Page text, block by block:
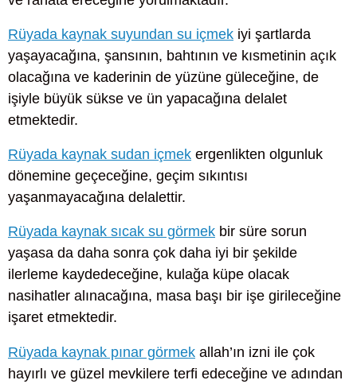
Rüyada kaynak suyundan su içmek iyi şartlarda
yaşayacağına, şansının, bahtının ve kısmetinin açık
olacağına ve kaderinin de yüzüne güleceğine, de
işiyle büyük sükse ve ün yapacağına delalet
etmektedir.
Rüyada kaynak sudan içmek ergenlikten olgunluk
dönemine geçeceğine, geçim sıkıntısı
yaşanmayacağına delalettir.
Rüyada kaynak sıcak su görmek bir süre sorun
yaşasa da daha sonra çok daha iyi bir şekilde
ilerleme kaydedeceğine, kulağa küpe olacak
nasihatler alınacağına, masa başı bir işe girileceğine
işaret etmektedir.
Rüyada kaynak pınar görmek allah’ın izni ile çok
hayırlı ve güzel mevkilere terfi edeceğine ve adından